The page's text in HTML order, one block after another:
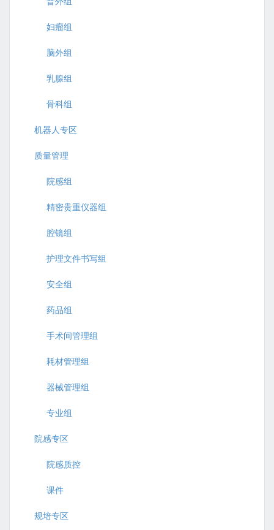
妇瘤组
脑外组
乳腺组
骨科组
机器人专区
质量管理
院感组
精密贵重仪器组
腔镜组
护理文件书写组
安全组
药品组
手术间管理组
耗材管理组
器械管理组
专业组
院感专区
院感质控
课件
规培专区